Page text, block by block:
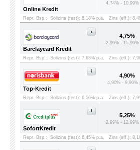
Online Kredit
4,74% - 10,99%
Repr. Bsp.: Sollzins (fest): 8,18% p.a. Zins (eff.):
Barclaycard Kredit
4,75%
2,90% - 15,90%
Repr. Bsp.: Sollzins (fest): 7,63% p.a. Zins (eff.):
Top-Kredit
4,90%
4,90% - 9,90%
Repr. Bsp.: Sollzins (fest): 6,56% p.a. Zins (eff.):
SofortKredit
5,25%
2,99% - 12,99%
Repr. Bsp.: Sollzins (fest): 6,45% p.a. Zins (eff.):